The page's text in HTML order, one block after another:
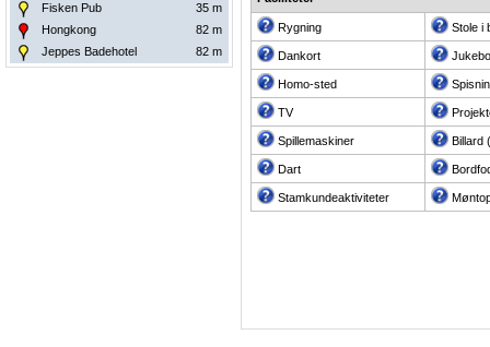
Fisken Pub
35 m
Hongkong
82 m
Jeppes Badehotel
82 m
Rygning Stole i
Dankort
Homo-sted
TV
Spillemaskiner Billard
Dart
Stamkundeaktiviteter